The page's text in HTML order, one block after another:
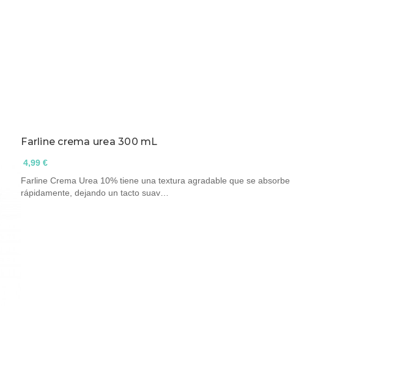
Farline crema urea 300 mL
4,99 €
Farline Crema Urea 10% tiene una textura agradable que se absorbe
rápidamente, dejando un tacto suav…